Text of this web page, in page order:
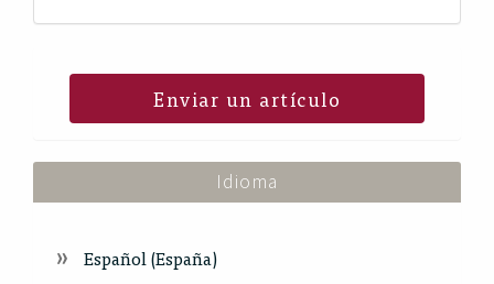
Enviar un artículo
Idioma
Español (España)